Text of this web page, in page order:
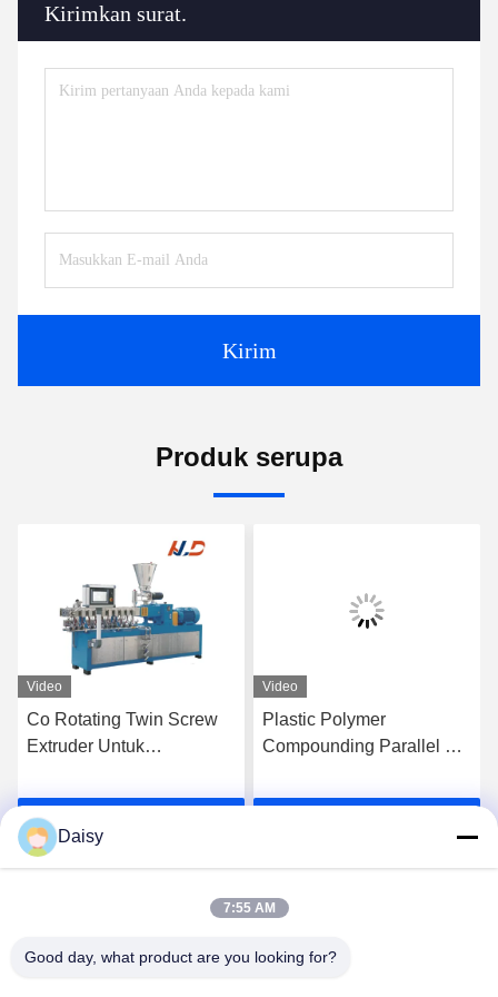
Kirimkan surat.
Kirim
Produk serupa
Video
Co Rotating Twin Screw
Extruder Untuk
Masterbatches PE PP
High FillerDapatkan Harga Terbaik
Video
Plastic Polymer
Compounding Parallel Co
Extrusion Machine Mesin
Daisy
7:55 AM
Good day, what product are you looking for?